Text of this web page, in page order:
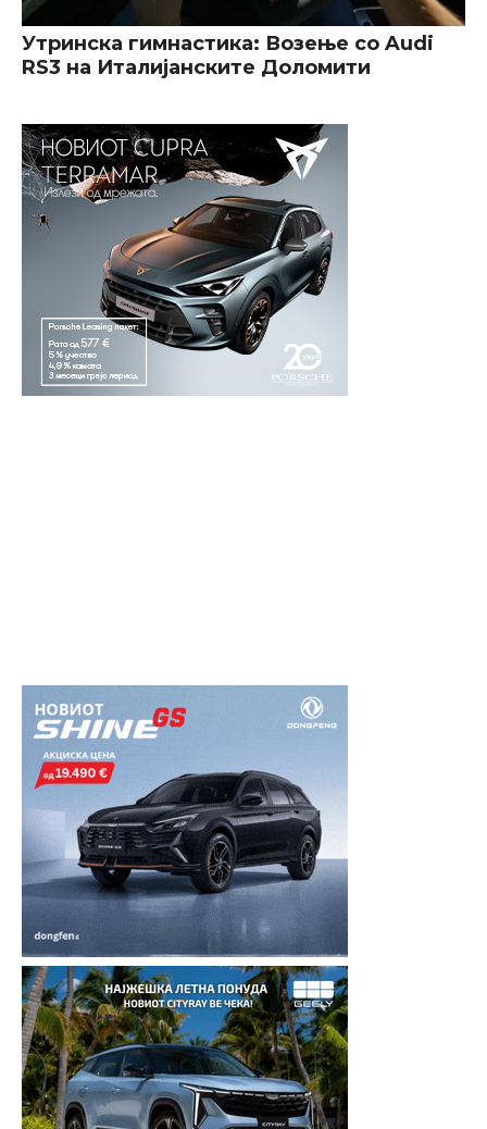
Утринска гимнастика: Возење со Audi
RS3 на Италијанските Доломити